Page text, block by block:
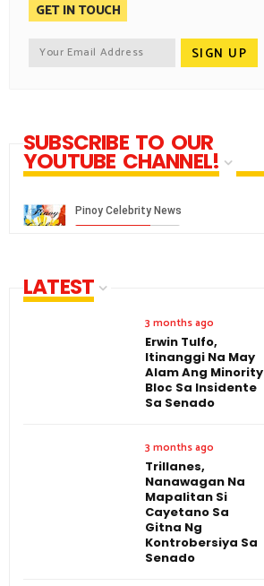
GET IN TOUCH
SUBSCRIBE TO OUR
YOUTUBE CHANNEL!
LATEST
3 months ago
Erwin Tulfo,
Itinanggi Na May
Alam Ang Minority
Bloc Sa Insidente
Sa Senado
3 months ago
Trillanes,
Nanawagan Na
Mapalitan Si
Cayetano Sa
Gitna Ng
Kontrobersiya Sa
Senado